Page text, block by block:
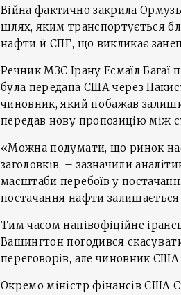
Війна фактично закрила
шлях, яким транспортується
нафти й СПГ, що викликає
Речник МЗС Ірану Есмаїл Багаї
була передана США через
чиновник, який побажав
передав нову пропозицію між
«Можна подумати, що ринок
заголовків, – зазначили
масштаби перебоїв у
постачання нафти
Тим часом напівофіційне
Вашингтон погодився
переговорів, але чиновник США
Окремо міністр фінансів США